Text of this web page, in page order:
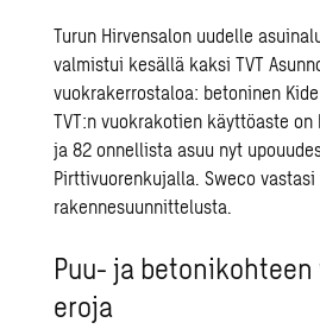
Turun Hirvensalon uudelle
valmistui kesällä kaksi TVT
vuokrakerrostaloa: betoninen
TVT:n vuokrakotien käyttöaste
ja 82 onnellista asuu nyt
Pirttivuorenkujalla. Sweco
rakennesuunnittelusta.
Puu- ja
eroja